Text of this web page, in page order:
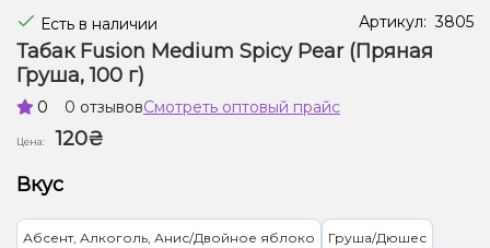
Есть в наличии Артикул: 3805
Табак Fusion Medium Spicy Pear (Пряная
Груша, 100 г)
0 0 отзывовСмотреть оптовый прайс
Цена:
120₴
Вкус
Абсент, Алкоголь, Анис/Двойное яблоко Груша/Дюшес